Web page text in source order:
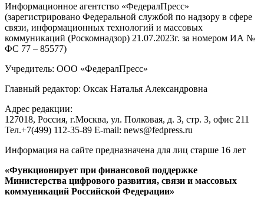
Информационное агентство «ФедералПресс»
(зарегистрировано Федеральной службой по надзору в сфере
связи, информационных технологий и массовых
коммуникаций (Роскомнадзор) 21.07.2023г. за номером ИА №
ФС 77 – 85577)
Учредитель: ООО «ФедералПресс»
Главный редактор: Оксак Наталья Александровна
Адрес редакции:
127018, Россия, г.Москва, ул. Полковая, д. 3, стр. 3, офис 211
Тел.+7(499) 112-35-89 E-mail: news@fedpress.ru
Информация на сайте предназначена для лиц старше 16 лет
«Функционирует при финансовой поддержке
Министерства цифрового развития, связи и массовых
коммуникаций Российской Федерации»